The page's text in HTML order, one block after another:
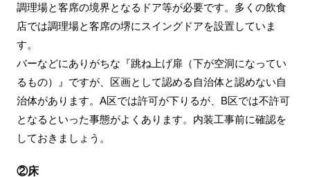
調理場と客席の境界となるドア等が必要です。多くの飲食
店では調理場と客席の堺にスイングドアを設置していま
す。
バーなどにありがちな『跳ね上げ扉（下が空洞になってい
るもの）』ですが、区画として認める自治体と認めない自
治体があります。A区では許可が下りるが、B区では不許可
となるといった事態がよくあります。内装工事前に確認を
しておきましょう。
②床